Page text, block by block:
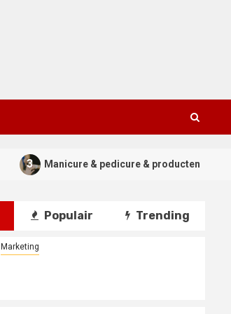
Manicure & pedicure & producten
Populair Trending
Marketing